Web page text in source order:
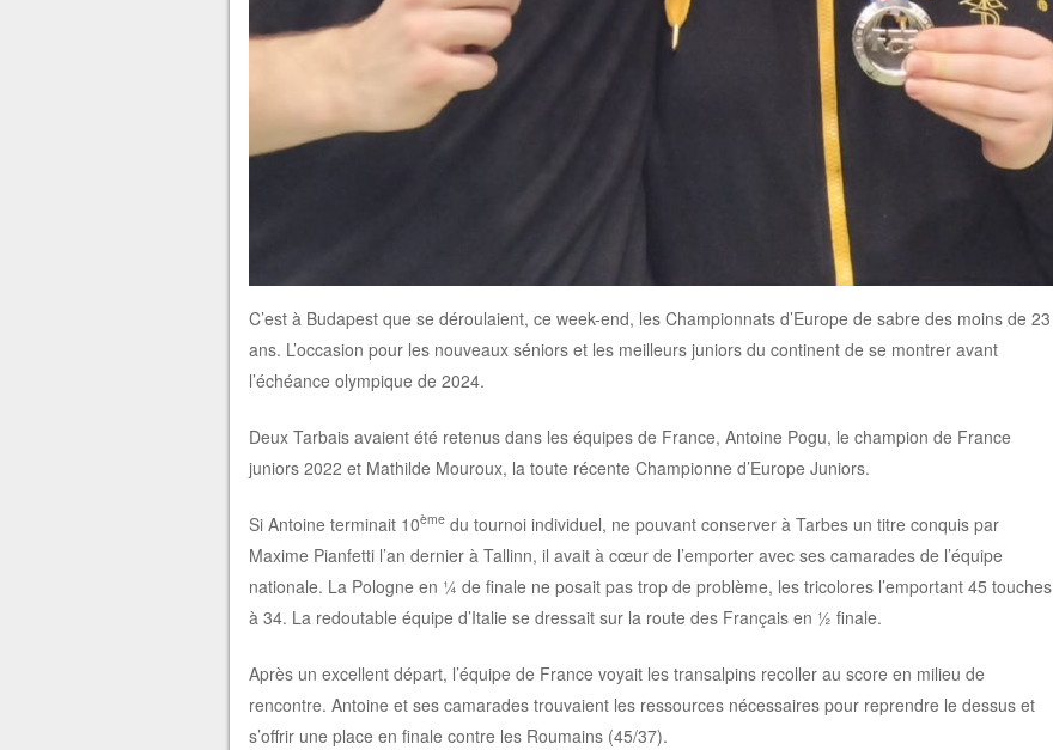
C’est à Budapest que se déroulaient, ce week-end, les Championnats d’Europe de sabre des moins de 23
ans. L’occasion pour les nouveaux séniors et les meilleurs juniors du continent de se montrer avant
l’échéance olympique de 2024.
Deux Tarbais avaient été retenus dans les équipes de France, Antoine Pogu, le champion de France
juniors 2022 et Mathilde Mouroux, la toute récente Championne d’Europe Juniors.
Si Antoine terminait 10èmedu tournoi individuel, ne pouvant conserver à Tarbes un titre conquis par
Maxime Pianfetti l’an dernier à Tallinn, il avait à cœur de l’emporter avec ses camarades de l’équipe
nationale. La Pologne en ¼ de finale ne posait pas trop de problème, les tricolores l’emportant 45 touches
à 34. La redoutable équipe d’Italie se dressait sur la route des Français en ½ finale.
Après un excellent départ, l’équipe de France voyait les transalpins recoller au score en milieu de
rencontre. Antoine et ses camarades trouvaient les ressources nécessaires pour reprendre le dessus et
s’offrir une place en finale contre les Roumains (45/37).